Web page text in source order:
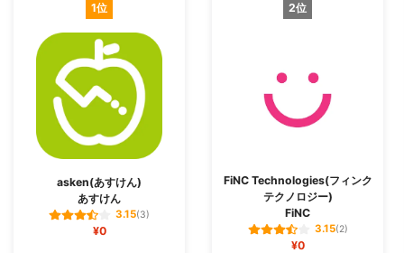
1位
asken(あすけん)
あすけん
3.15(3)
¥0
2位
FiNC Technologies(フィンク
テクノロジー)
FiNC
3.15(2)
¥0